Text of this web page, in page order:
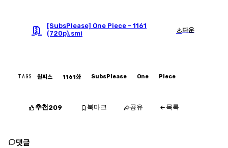
[SubsPlease] One Piece - 1161
(720p).smi
다운
TAGS 원피스 1161화 SubsPlease One Piece
추천209 북마크 공유 목록
댓글